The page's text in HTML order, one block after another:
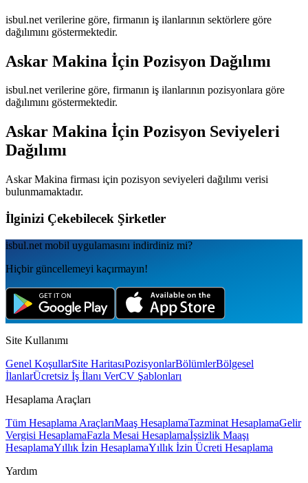
isbul.net verilerine göre, firmanın iş ilanlarının sektörlere göre
dağılımını göstermektedir.
Askar Makina İçin Pozisyon Dağılımı
isbul.net verilerine göre, firmanın iş ilanlarının pozisyonlara göre
dağılımını göstermektedir.
Askar Makina İçin Pozisyon Seviyeleri
Dağılımı
Askar Makina firması için pozisyon seviyeleri dağılımı verisi
bulunmamaktadır.
İlginizi Çekebilecek Şirketler
isbul.net mobil uygulamаsını indirdiniz mi?
Hiçbir güncellemeyi kaçırmayın!
Site Kullanımı
Genel KoşullarSite HaritasıPozisyonlarBölümlerBölgesel
İlanlarÜcretsiz İş İlanı VerCV Şablonları
Hesaplama Araçları
Tüm Hesaplama AraçlarıMaaş HesaplamaTazminat HesaplamaGelir
Vergisi HesaplamaFazla Mesai Hesaplamaİşsizlik Maaşı
HesaplamaYıllık İzin HesaplamaYıllık İzin Ücreti Hesaplama
Yardım